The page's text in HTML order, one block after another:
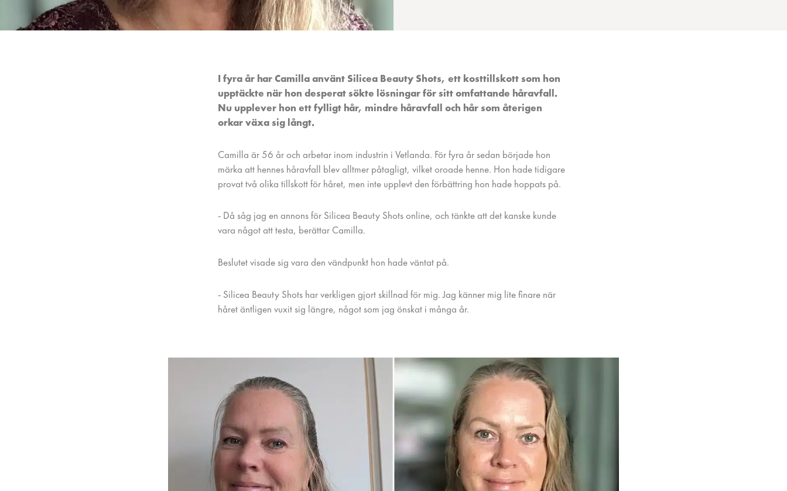
I fyra år har Camilla använt Silicea Beauty Shots, ett kosttillskott som hon
upptäckte när hon desperat sökte lösningar för sitt omfattande håravfall.
Nu upplever hon ett fylligt hår, mindre håravfall och hår som återigen
orkar växa sig långt.
Camilla är 56 år och arbetar inom industrin i Vetlanda. För fyra år sedan började hon
märka att hennes håravfall blev alltmer påtagligt, vilket oroade henne. Hon hade tidigare
provat två olika tillskott för håret, men inte upplevt den förbättring hon hade hoppats på.
- Då såg jag en annons för Silicea Beauty Shots online, och tänkte att det kanske kunde
vara något att testa, berättar Camilla.
Beslutet visade sig vara den vändpunkt hon hade väntat på.
- Silicea Beauty Shots har verkligen gjort skillnad för mig. Jag känner mig lite finare när
håret äntligen vuxit sig längre, något som jag önskat i många år.